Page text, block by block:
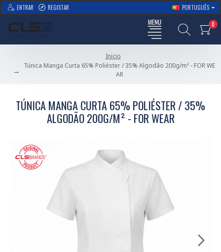
ENTRAR REGISTAR PORTUGUÊS
0
Inicio
Túnica Manga Curta 65% Poliéster / 35% Algodão 200g/m² - FOR WE
AR
TÚNICA MANGA CURTA 65% POLIÉSTER / 35%
ALGODÃO 200G/M² - FOR WEAR